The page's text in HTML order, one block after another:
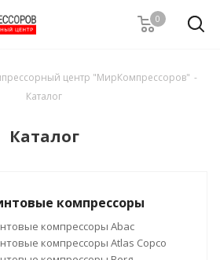
0
центр "МирКомпрессоров" -
Каталог
Каталог
компрессоры
компрессоры Abac
компрессоры Atlas Copco